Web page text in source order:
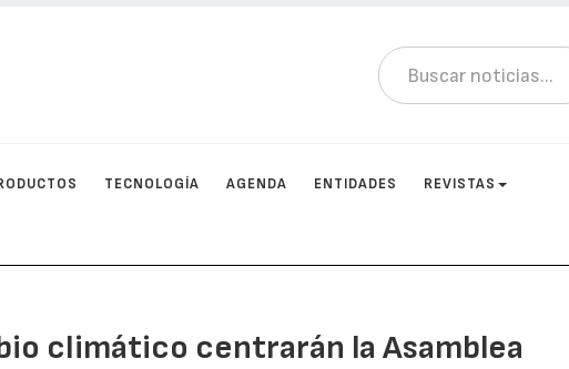
TECNOLOGÍA AGENDA ENTIDADES REVISTAS
climático centrarán la Asamblea